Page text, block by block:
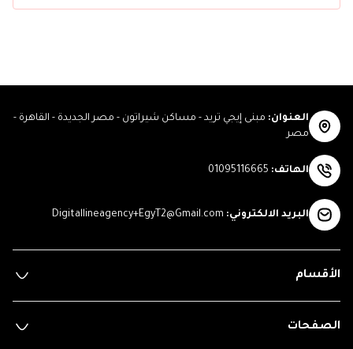
العنوان: مبنى إيجي تريد - مساكن شيراتون - مصر الجديدة - القاهرة -
مصر
الهاتف:
01095116665
البريد الالكتروني:
Digitallineagency+EgyT2@Gmail.com
الأقسام
الصفحات